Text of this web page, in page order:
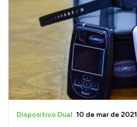
Dispositivo Dual 10 de mar de 2021